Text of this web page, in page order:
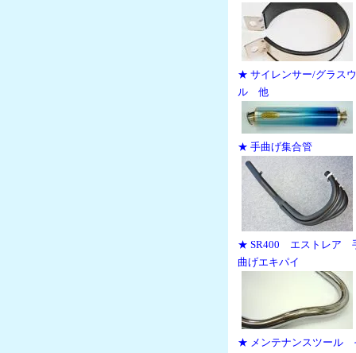
★ サイレンサー/グラス
ル 他
★ 手曲げ集合管
★ SR400 エストレア
曲げエキパイ
★ メンテナンスツール